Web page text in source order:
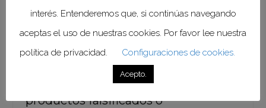
cultura de la legalidad y reducir los
riesgos asociados al consumo de
productos falsificados o
interés. Entenderemos que, si continúas navegando
aceptas el uso de nuestras cookies. Por favor lee nuestra
política de privacidad.
Configuraciones de cookies.
Acepto.